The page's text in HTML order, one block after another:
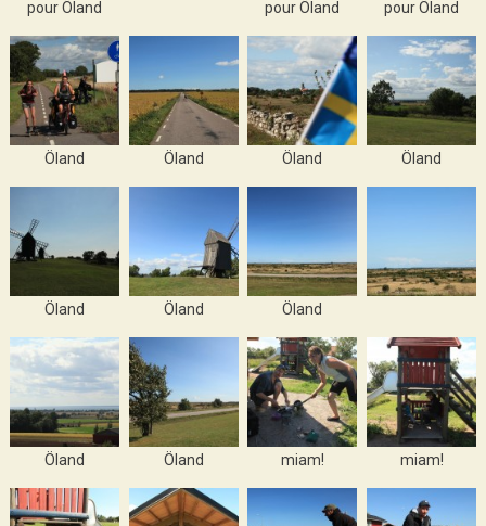
pour Öland pour Öland pour Öland
Öland Öland Öland Öland
Öland Öland Öland
Öland Öland miam! miam!